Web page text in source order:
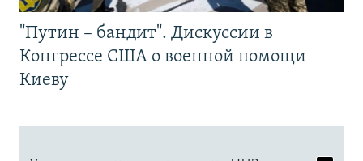
"Путин – бандит". Дискуссии в
Конгрессе США о военной помощи
Киеву